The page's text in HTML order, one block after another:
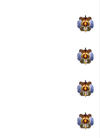
60
36
132
393